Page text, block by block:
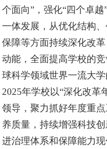
个面向”，强化“四个卓
一体发展，从优化结构
保障等方面持续深化改
动能，全面提高学校的
球科学领域世界一流大
2025年学校以“深化改革
领导，聚力抓好年度重
养质量，持续增强科技
进治理体系和保障能力